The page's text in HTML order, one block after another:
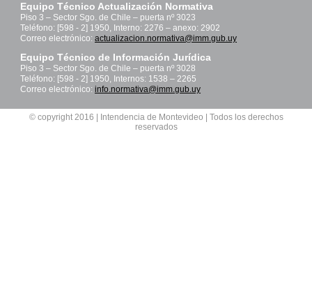
Equipo Técnico Actualización Normativa
Piso 3 – Sector Sgo. de Chile – puerta nº 3023
Teléfono: [598 - 2] 1950, Interno: 2276 – anexo: 2902
Correo electrónico: actualizacion.normativa@imm.gub.uy
Equipo Técnico de Información Jurídica
Piso 3 – Sector Sgo. de Chile – puerta nº 3028
Teléfono: [598 - 2] 1950, Internos: 1538 – 2265
Correo electrónico: info.normativa@imm.gub.uy
© copyright 2016 | Intendencia de Montevideo | Todos los derechos
reservados